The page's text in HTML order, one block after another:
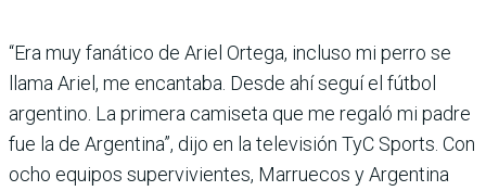
“Era muy fanático de Ariel Ortega, incluso mi perro se
llama Ariel, me encantaba. Desde ahí seguí el fútbol
argen­tino. La primera camiseta que me regaló mi padre
fue la de Argentina”, dijo en la televisión TyC Sports. Con
ocho equipos supervivientes, Marruecos y Argentina